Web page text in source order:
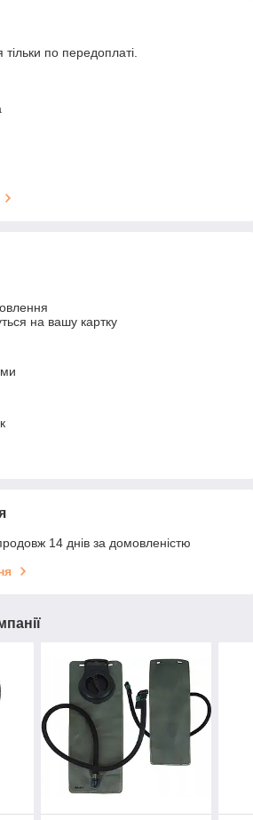
тільки по передоплаті.
на вашу картку
14 днів за домовленістю